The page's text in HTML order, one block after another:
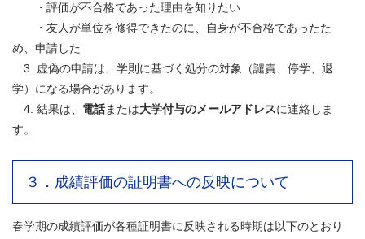
・評価が不合格であった理由を知りたい
・友人が単位を修得できたのに、自身が不合格であったた
め、申請した
3. 虚偽の申請は、学則に基づく処分の対象（譴責、停学、退
学）になる場合があります。
4. 結果は、 電話または大学付与のメールアドレスに連絡しま
す。
３．成績評価の証明書への反映について
春学期の成績評価が各種証明書に反映される時期は以下のとおり